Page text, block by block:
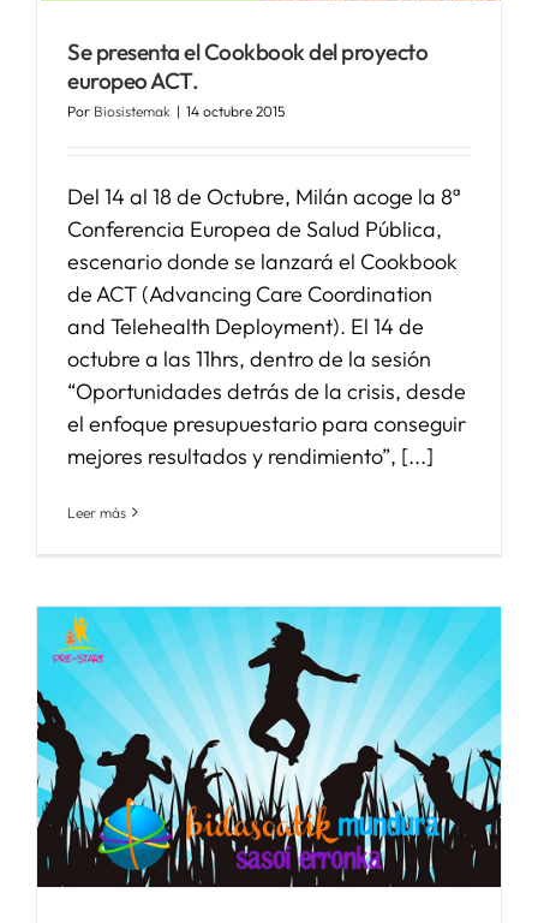
Se presenta el Cookbook del proyecto
europeo ACT.
Por Biosistemak | 14 octubre 2015
Del 14 al 18 de Octubre, Milán acoge la 8ª
Conferencia Europea de Salud Pública,
escenario donde se lanzará el Cookbook
de ACT (Advancing Care Coordination
and Telehealth Deployment). El 14 de
octubre a las 11hrs, dentro de la sesión
“Oportunidades detrás de la crisis, desde
el enfoque presupuestario para conseguir
mejores resultados y rendimiento”, [...]
Leer más